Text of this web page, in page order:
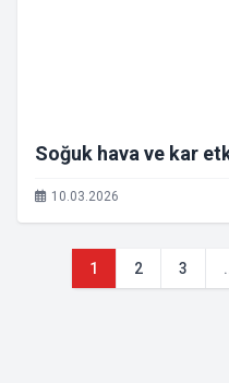
Soğuk hava ve kar
10.03.2026
1 2 3